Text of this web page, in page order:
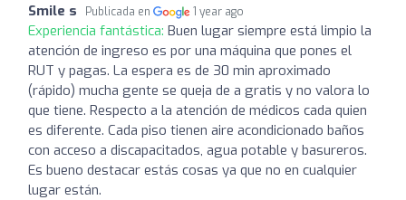
Smile s Publicada en 1 year ago
Experiencia fantástica: Buen lugar siempre está limpio la
atención de ingreso es por una máquina que pones el
RUT y pagas. La espera es de 30 min aproximado
(rápido) mucha gente se queja de a gratis y no valora lo
que tiene. Respecto a la atención de médicos cada quien
es diferente. Cada piso tienen aire acondicionado baños
con acceso a discapacitados, agua potable y basureros.
Es bueno destacar estás cosas ya que no en cualquier
lugar están.